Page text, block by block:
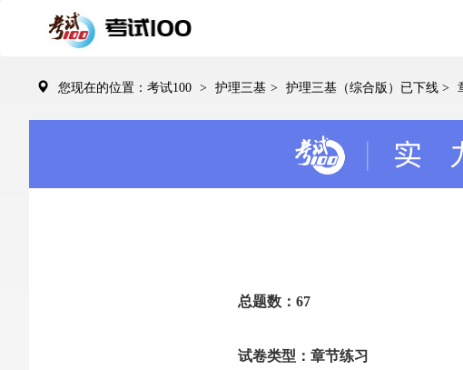
您现在的位置：考试100 > 护理三基 > 护理三基（综合版）已下线 >
总题数：67
试卷类型：章节练习